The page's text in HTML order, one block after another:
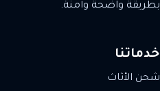
بطريقة واضحة وآمنة.
خدماتنا
شحن الأثاث